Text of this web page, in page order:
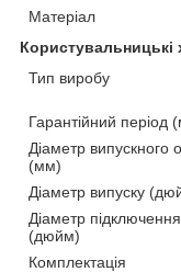
Матеріал
Користувальницькі
Тип виробу
Гарантійний період
Діаметр випускного
(мм)
Діаметр випуску
Діаметр підключення
(дюйм)
Комплектація